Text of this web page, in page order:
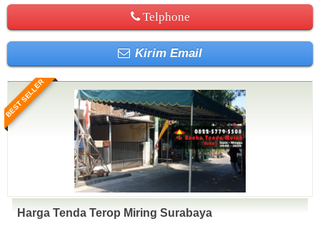
Telphone
Kirim Email
BEST SELLER
Harga Tenda Terop Miring Surabaya